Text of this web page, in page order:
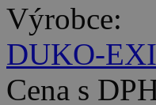
Výrobce:
DUKO-
Cena s